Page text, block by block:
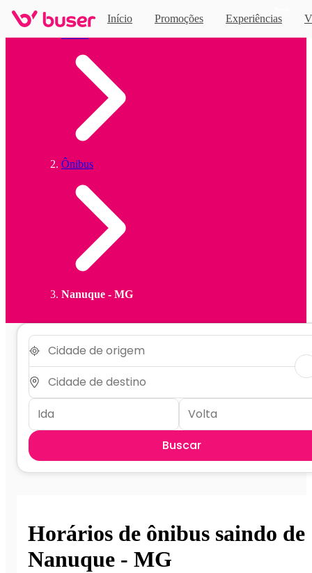
Início Promoções Experiências
Ônibus
Nanuque - MG
Buscar
Horários de ônibus saindo de
Nanuque - MG